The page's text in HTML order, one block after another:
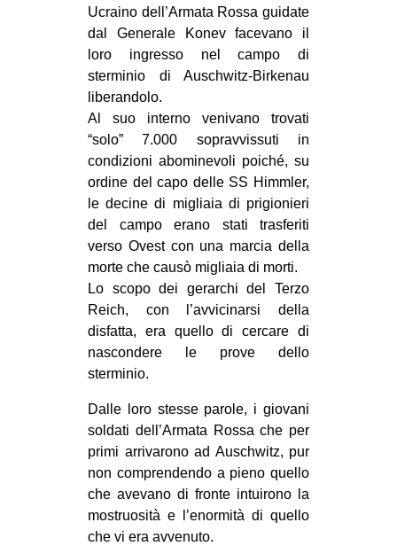
STUDENTI
CULTURE
CINEMA
MANIFESTI
MUSICA
RECENSIONI
INTERNAZIONALE
AFRICA
AMERICHE
ESTREMO ORIENTE
MEDIO ORIENTE
MONDO
EVENTI
in
Ucraino dell’Armata Rossa guidate
dal Generale Konev facevano il
loro ingresso nel campo di
sterminio di Auschwitz-Birkenau
liberandolo.
Al suo interno venivano trovati
“solo” 7.000 sopravvissuti in
condizioni abominevoli poiché, su
ordine del capo delle SS Himmler,
le decine di migliaia di prigionieri
del campo erano stati trasferiti
verso Ovest con una marcia della
morte che causò migliaia di morti.
Lo scopo dei gerarchi del Terzo
Reich, con l’avvicinarsi della
disfatta, era quello di cercare di
nascondere le prove dello
sterminio.
Dalle loro stesse parole, i giovani
soldati dell’Armata Rossa che per
primi arrivarono ad Auschwitz, pur
non comprendendo a pieno quello
che avevano di fronte intuirono la
mostruosità e l’enormità di quello
che vi era avvenuto.